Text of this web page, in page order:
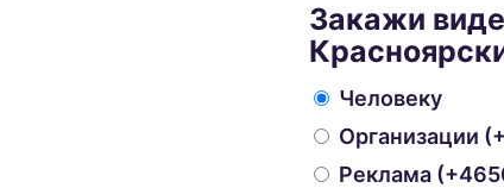
Закажи
Человеку
Организации
Реклама